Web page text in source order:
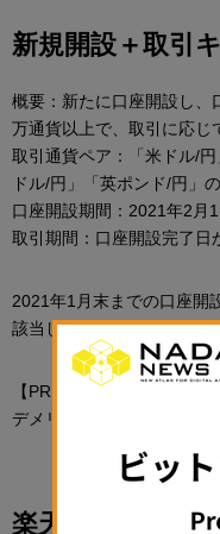
新規開設＋取引
概要：新たに口座開設し、
万通貨以上で、取引に応じ
取引通貨ペア：「米ドル/
ドル/円」「英ポンド/円」
口座開設期間：2021年2月1
取引期間：口座開設完了日
2021年1月末までの口座開
該当し、上記キャンペーン
【PR】DMM FXの評判は
デメリットを解説
楽天FX、初回取